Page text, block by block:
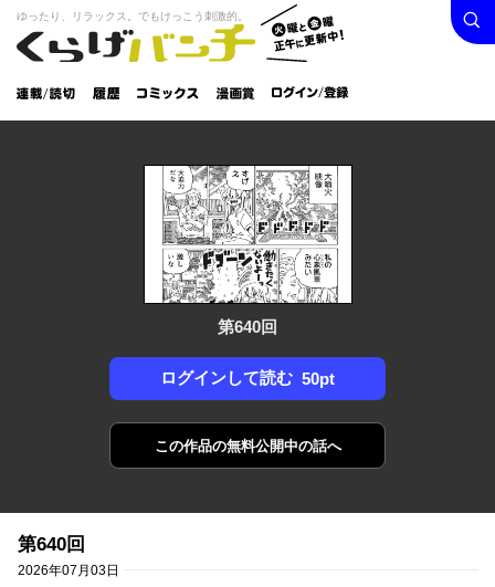
くらげバンチ
火曜と
金曜正
午に更
新中！
ゆったり、リラックス。でもけっこう刺激的。
連載/読
切
履
歴
コミック
漫画
賞
ログイン /
登録
検索
第640回
ログインして読む 50pt
この作品の無料公開中の話へ
第640回
2026年07月03日